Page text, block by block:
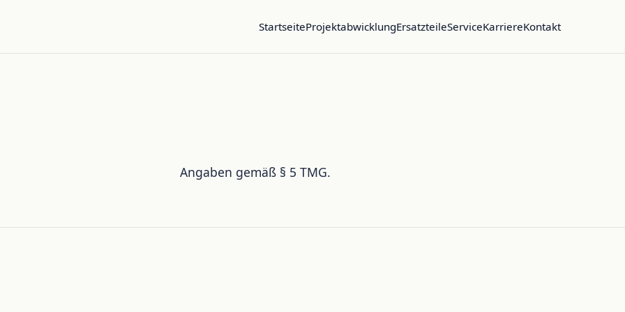
StartseiteProjektabwicklungErsatzteileServiceKarriereKontakt
Angaben gemäß § 5 TMG.